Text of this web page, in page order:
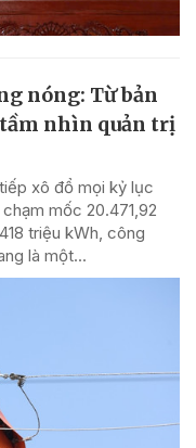
nóng: Từ bản
nhìn quản trị
xô đổ mọi kỷ lục
mốc 20.471,92
triệu kWh, công
là một...